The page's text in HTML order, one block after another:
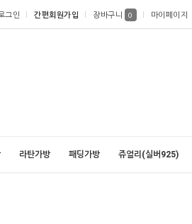
그인 간편회원가입 장바구니 0 마이페이지
라탄가방 패딩가방 쥬얼리(실버925)